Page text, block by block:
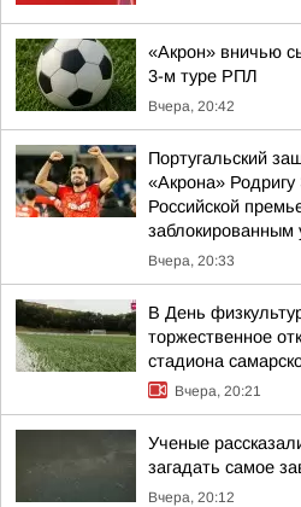
«Акрон» вничью
3-м туре РПЛ
Вчера, 20:42
Португальский
«Акрона»
Российской
заблокированным
Вчера, 20:33
В День
торжественное
стадиона
Вчера, 20:21
Ученые
загадать самое
Вчера, 20:12